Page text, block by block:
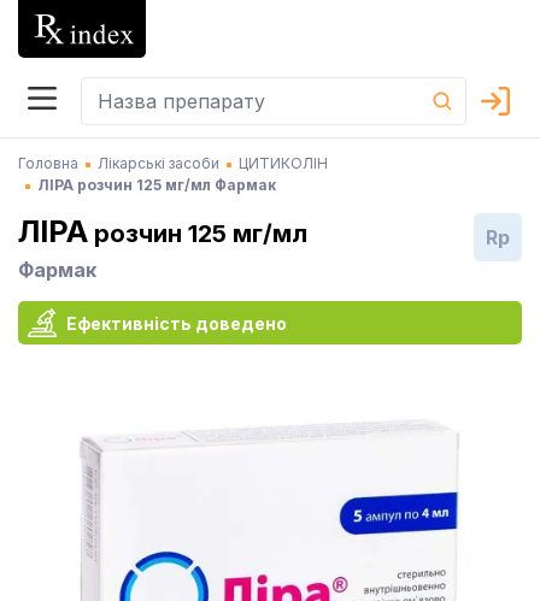
Головна Лікарські засоби
ЦИТИКОЛІН
ЛІРА розчин 125 мг/мл Фармак
ЛІРА розчин 125 мг/мл
Фармак
Rp
Ефективність доведено